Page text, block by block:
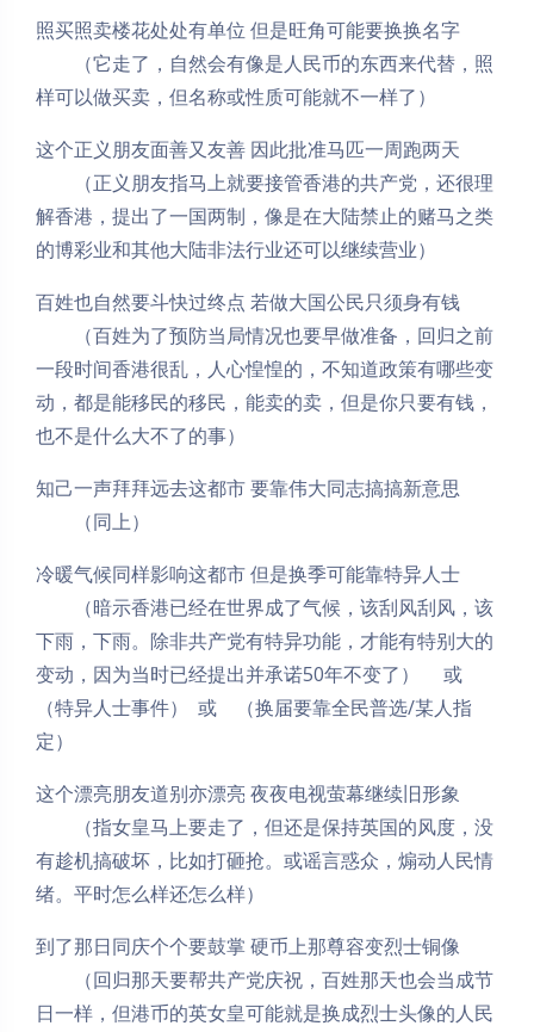
照买照卖楼花处处有单位 但是旺角可能要换换名字
（它走了，自然会有像是人民币的东西来代替，照
样可以做买卖，但名称或性质可能就不一样了）
这个正义朋友面善又友善 因此批准马匹一周跑两天
（正义朋友指马上就要接管香港的共产党，还很理
解香港，提出了一国两制，像是在大陆禁止的赌马之类
的博彩业和其他大陆非法行业还可以继续营业）
百姓也自然要斗快过终点 若做大国公民只须身有钱
（百姓为了预防当局情况也要早做准备，回归之前
一段时间香港很乱，人心惶惶的，不知道政策有哪些变
动，都是能移民的移民，能卖的卖，但是你只要有钱，
也不是什么大不了的事）
知己一声拜拜远去这都市 要靠伟大同志搞搞新意思
（同上）
冷暖气候同样影响这都市 但是换季可能靠特异人士
（暗示香港已经在世界成了气候，该刮风刮风，该
下雨，下雨。除非共产党有特异功能，才能有特别大的
变动，因为当时已经提出并承诺50年不变了） 或
（特异人士事件） 或 （换届要靠全民普选/某人指
定）
这个漂亮朋友道别亦漂亮 夜夜电视萤幕继续旧形象
（指女皇马上要走了，但还是保持英国的风度，没
有趁机搞破坏，比如打砸抢。或谣言惑众，煽动人民情
绪。平时怎么样还怎么样）
到了那日同庆个个要鼓掌 硬币上那尊容变烈士铜像
（回归那天要帮共产党庆祝，百姓那天也会当成节
日一样，但港币的英女皇可能就是换成烈士头像的人民